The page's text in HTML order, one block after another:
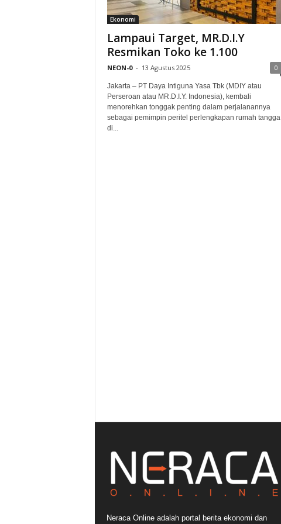
Ekonomi
Lampaui Target, MR.D.I.Y
Resmikan Toko ke 1.100
NEON-0 - 13 Agustus 2025 0
Jakarta – PT Daya Intiguna Yasa Tbk (MDIY atau
Perseroan atau MR.D.I.Y. Indonesia), kembali
menorehkan tonggak penting dalam perjalanannya
sebagai pemimpin peritel perlengkapan rumah tangga
di...
Neraca Online adalah portal berita ekonomi dan